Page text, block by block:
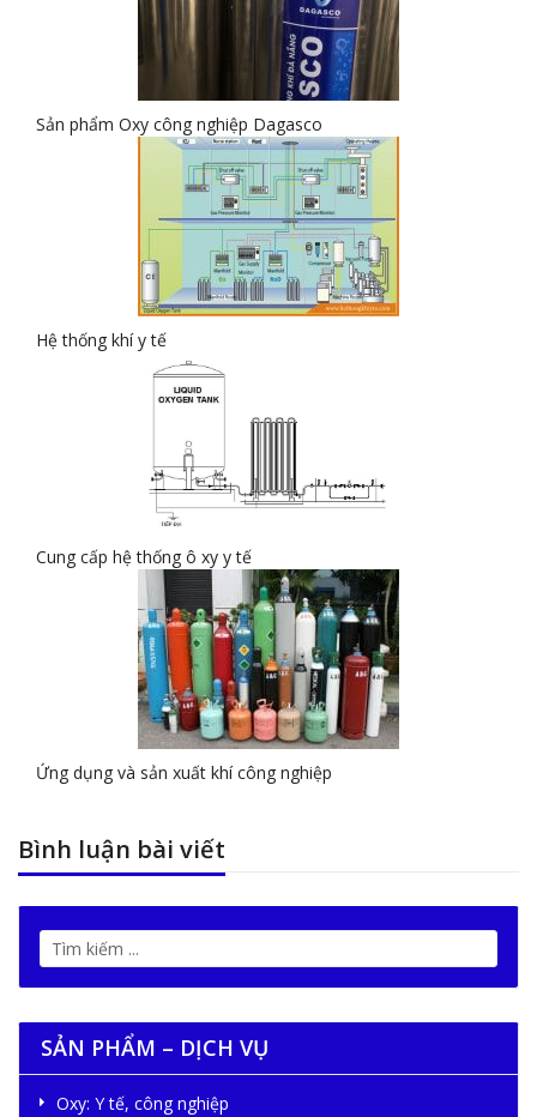
Sản phẩm Oxy công nghiệp Dagasco
Hệ thống khí y tế
Cung cấp hệ thống ô xy y tế
Ứng dụng và sản xuất khí công nghiệp
Bình luận bài viết
SẢN PHẨM – DỊCH VỤ
Oxy: Y tế, công nghiệp